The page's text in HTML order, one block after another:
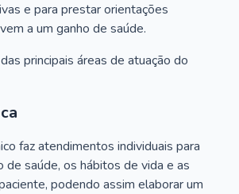
e para prestar orientações
a um ganho de saúde.
principais áreas de atuação do
faz atendimentos individuais para
de saúde, os hábitos de vida e as
podendo assim elaborar um